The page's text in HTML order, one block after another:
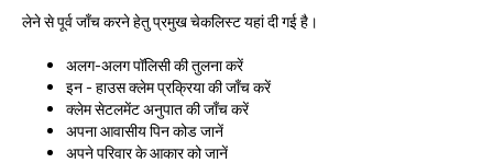
लेने से पूर्व जाँच करने हेतु प्रमुख चेकलिस्ट यहां दी गई है।
अलग-अलग पॉलिसी की तुलना करें
इन - हाउस क्लेम प्रक्रिया की जाँच करें
क्लेम सेटलमेंट अनुपात की जाँच करें
अपना आवासीय पिन कोड जानें
अपने परिवार के आकार को जानें